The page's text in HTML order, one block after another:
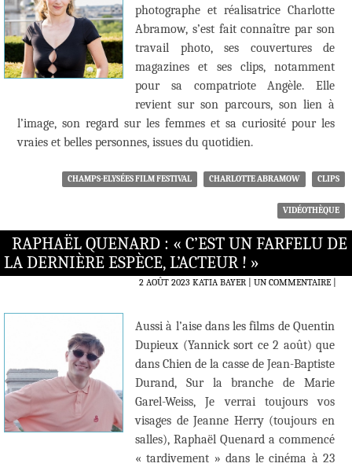
photographe et réalisatrice Charlotte
Abramow, s’est fait connaître par son
travail photo, ses couvertures de
magazines et ses clips, notamment
pour sa compatriote Angèle. Elle
revient sur son parcours, son lien à
l’image, son regard sur les femmes et sa curiosité pour les
vraies et belles personnes, issues du quotidien.
CHAMPS-ELYSÉES FILM FESTIVAL CHARLOTTE ABRAMOW CLIPS
VIDÉOTHÈQUE
RAPHAËL QUENARD : « C’EST UN FARFELU DE
LA DERNIÈRE ESPÈCE, L’ACTEUR ! »
2 AOÛT 2023 KATIA BAYER UN COMMENTAIRE|
Aussi à l’aise dans les films de Quentin
Dupieux (Yannick sort ce 2 août) que
dans Chien de la casse de Jean-Baptiste
Durand, Sur la branche de Marie
Garel-Weiss, Je verrai toujours vos
visages de Jeanne Herry (toujours en
salles), Raphaël Quenard a commencé
« tardivement » dans le cinéma à 23